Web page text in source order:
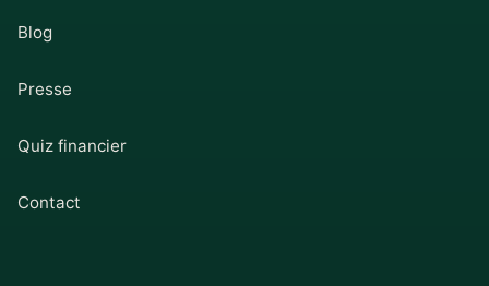
Blog
Presse
Quiz financier
Contact